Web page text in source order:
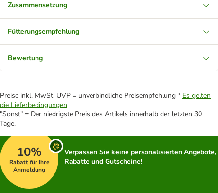
Zusammensetzung
Fütterungsempfehlung
Bewertung
Preise inkl. MwSt. UVP = unverbindliche Preisempfehlung * Es gelten
die Lieferbedingungen
"Sonst" = Der niedrigste Preis des Artikels innerhalb der letzten 30
Tage.
10%
Rabatt für Ihre
Anmeldung
Verpassen Sie keine personalisierten Angebote,
Rabatte und Gutscheine!